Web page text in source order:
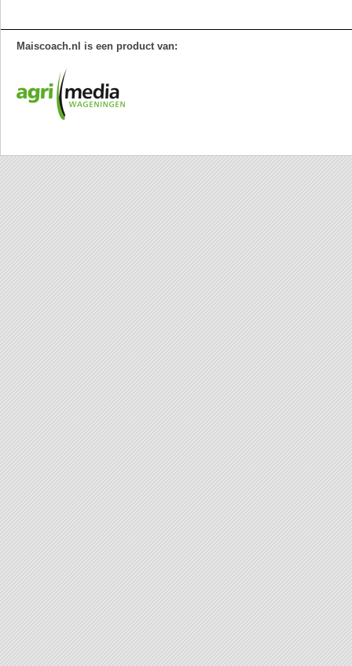
Maiscoach.nl is een product van: